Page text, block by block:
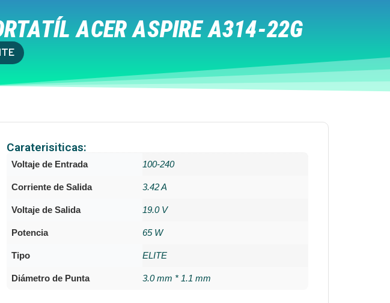
ACER ASPIRE A314-22G
Caraterisiticas:
Voltaje de Entrada 100-240
Corriente de Salida 3.42 A
Voltaje de Salida 19.0 V
Potencia 65 W
Tipo ELITE
Diámetro de Punta 3.0 mm * 1.1 mm